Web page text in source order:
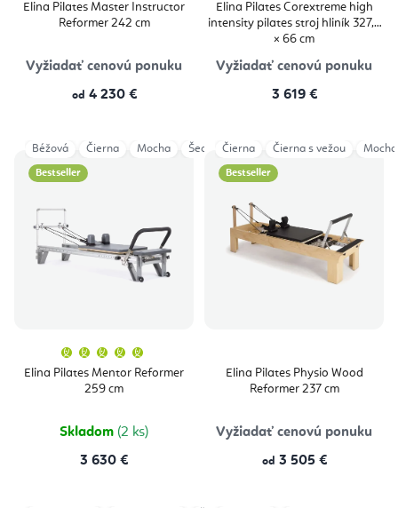
Elina Pilates Master Instructor
Reformer 242 cm
Vyžiadať cenovú ponuku
od 4 230 €
Elina Pilates Corextreme high
intensity pilates stroj hliník 327,7
× 66 cm
Vyžiadať cenovú ponuku
3 619 €
Bestseller
Elina Pilates Mentor Reformer
259 cm
produktu
je
hviezdičiek.
Skladom (2 ks)
3 630 €
Béžová Čierna Mocha Šedá Aged Rose Eucalyptus
Bestseller
Elina Pilates Physio Wood
Reformer 237 cm
Vyžiadať cenovú ponuku
od 3 505 €
Čierna Čierna s vežou Mocha